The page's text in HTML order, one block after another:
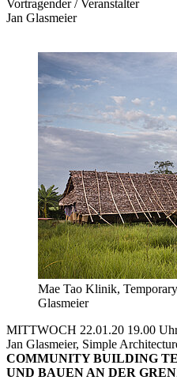
Vortragender / Veranstalter
Jan Glasmeier
Mae Tao Klinik,
Glasmeier
MITTWOCH 22.01.20 19.00
Jan Glasmeier, Simple
COMMUNITY BUILDING
UND BAUEN AN DER